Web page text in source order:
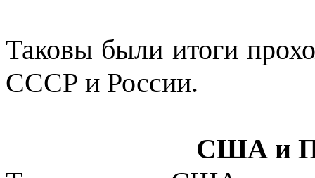
Таковы были итоги
СССР и России.
США и